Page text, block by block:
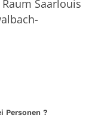
Saarlouis
Personen ?